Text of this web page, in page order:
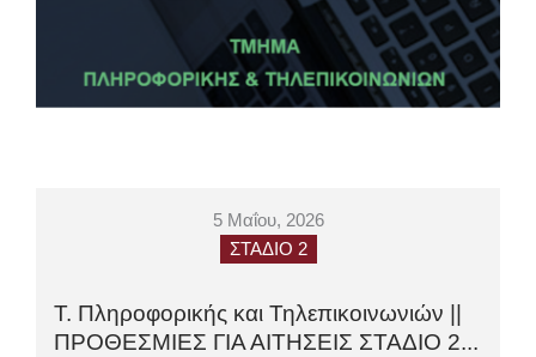
5 Μαΐου, 2026
ΣΤΑΔΙΟ 2
Τ. Πληροφορικής και Τηλεπικοινωνιών ||
ΠΡΟΘΕΣΜΙΕΣ ΓΙΑ ΑΙΤΗΣΕΙΣ ΣΤΑΔΙΟ 2...